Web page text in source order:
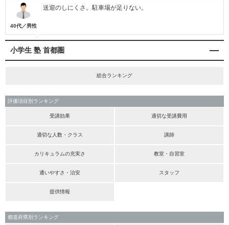
40代／男性
送迎のしにくさ。駐車場が足りない。
小学生 塾 首都圏
総合ランキング
評価項目別ランキング
受講効果 適切な受講費用
適切な人数・クラス 講師
カリキュラムの充実さ 教室・自習室
通いやすさ・治安 スタッフ
提供情報
都道府県別ランキング